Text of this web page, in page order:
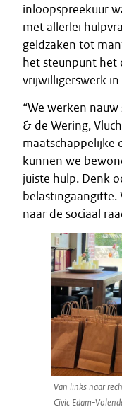
inloopspreekuur
met allerlei
geldzaken tot
het steunpunt het
vrijwilligerswerk
“We werken
& de Wering,
maatschappelijke
kunnen we
juiste hulp. Denk
belastingaangifte.
naar de sociaal
Van links naar
Civic Edam-